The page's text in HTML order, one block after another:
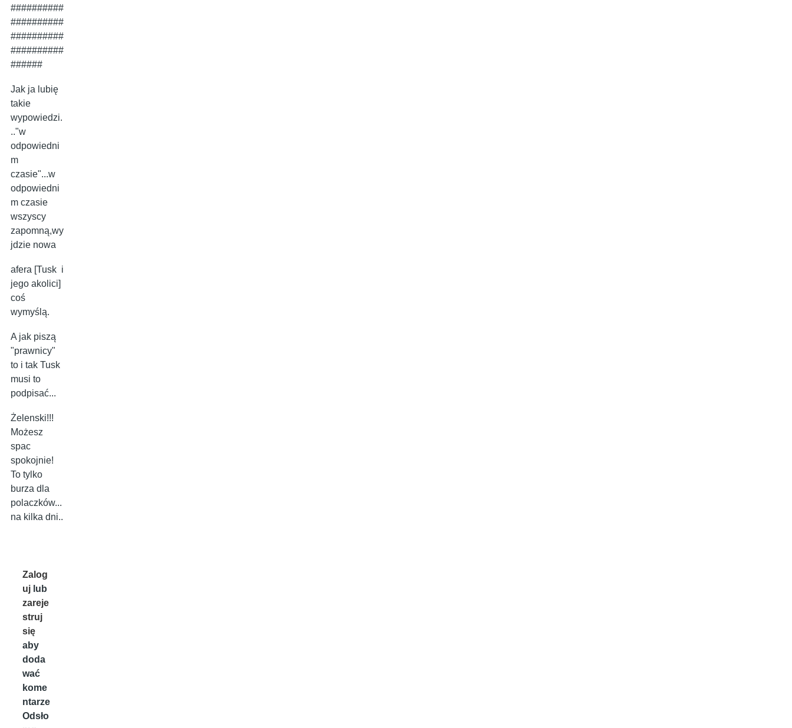
##########
##########
##########
##########
######
Jak ja lubię
takie
wypowiedzi.
.."w
odpowiedni
m
czasie"...w
odpowiedni
m czasie
wszyscy
zapomną,wy
jdzie nowa
afera [Tusk i
jego akolici]
coś
wymyślą.
A jak piszą
"prawnicy"
to i tak Tusk
musi to
podpisać...
Żelenski!!!
Możesz
spac
spokojnie!
To tylko
burza dla
polaczków...
na kilka dni..
Zalog
uj lub
zareje
struj
się
aby
doda
wać
kome
ntarze
Odsło